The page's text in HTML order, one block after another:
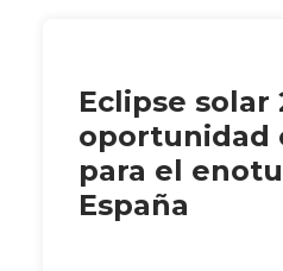
Eclipse solar
oportunidad
para el
España